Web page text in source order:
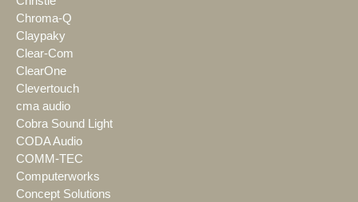
Chroma-Q
Claypaky
Clear-Com
ClearOne
Clevertouch
cma audio
Cobra Sound Light
CODA Audio
COMM-TEC
Computerworks
Concept Solutions